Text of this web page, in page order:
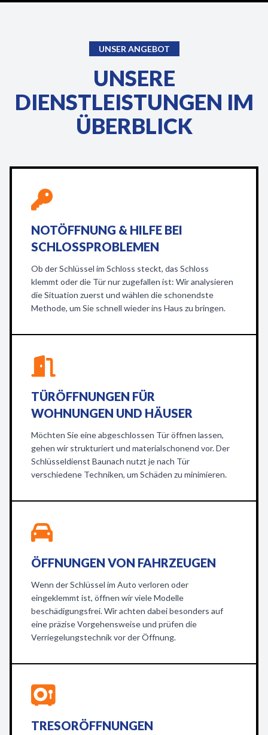
UNSER ANGEBOT
UNSERE
DIENSTLEISTUNGEN IM
ÜBERBLICK
NOTÖFFNUNG & HILFE BEI
SCHLOSSPROBLEMEN
Ob der Schlüssel im Schloss steckt, das Schloss
klemmt oder die Tür nur zugefallen ist: Wir analysieren
die Situation zuerst und wählen die schonendste
Methode, um Sie schnell wieder ins Haus zu bringen.
TÜRÖFFNUNGEN FÜR
WOHNUNGEN UND HÄUSER
Möchten Sie eine abgeschlossen Tür öffnen lassen,
gehen wir strukturiert und materialschonend vor. Der
Schlüsseldienst Baunach nutzt je nach Tür
verschiedene Techniken, um Schäden zu minimieren.
ÖFFNUNGEN VON FAHRZEUGEN
Wenn der Schlüssel im Auto verloren oder
eingeklemmt ist, öffnen wir viele Modelle
beschädigungsfrei. Wir achten dabei besonders auf
eine präzise Vorgehensweise und prüfen die
Verriegelungstechnik vor der Öffnung.
TRESORÖFFNUNGEN